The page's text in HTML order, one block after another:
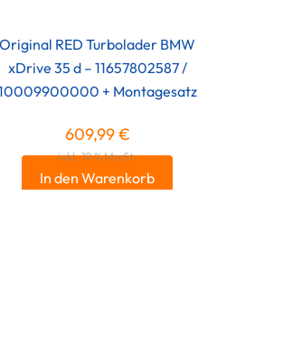
Original RED Turbolader BMW
xDrive 35 d – 11657802587 /
+ Montagesatz
609,99€
inkl. 19 % MwSt.
In den Warenkorb